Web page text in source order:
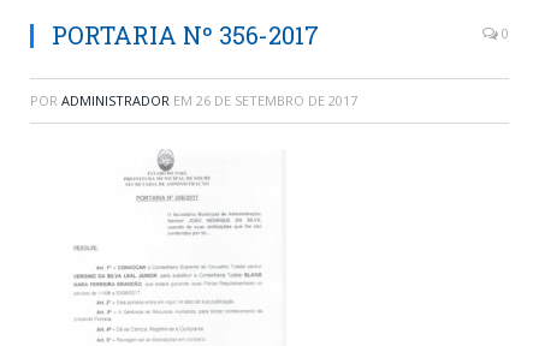
PORTARIA Nº 356-2017 0
POR ADMINISTRADOR EM 26 DE SETEMBRO DE 2017